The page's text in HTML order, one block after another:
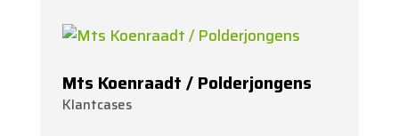
Mts Koenraadt / Polderjongens
Klantcases